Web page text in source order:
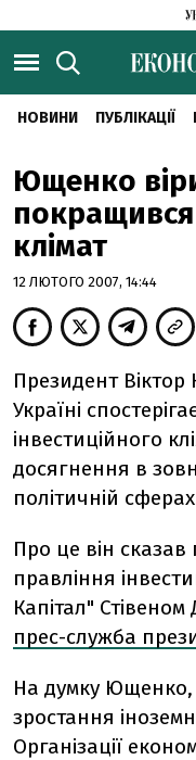
НОВИНИ ПУБЛІКАЦІЇ
Ющенко
покращився
клімат
12 ЛЮТОГО 2007, 14:44
Президент
Україні
інвестиційного
досягнення в
політичній
Про це він сказав
правління
Капітал"
прес-служба
На думку Ющенко,
зростання
Організації